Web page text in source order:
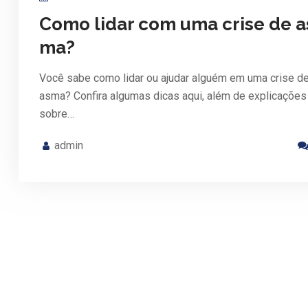
Como lidar com uma crise de
ma?
Você sabe como lidar ou ajudar alguém em uma crise de
asma? Confira algumas dicas aqui, além de explicações
sobre…
admin